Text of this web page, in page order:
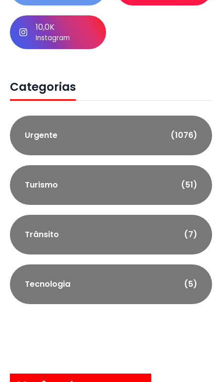
10,0K
Instagram
Categorias
Urgente (1076)
Turismo (51)
Trânsito (7)
Tecnologia (5)